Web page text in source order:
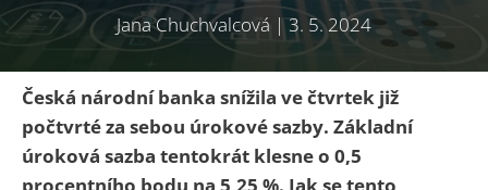
Jana Chuchvalcová |3. 5. 2024
Česká národní banka snížila ve čtvrtek již
počtvrté za sebou úrokové sazby. Základní
úroková sazba tentokrát klesne o 0,5
procentního bodu na 5,25 %. Jak se tento